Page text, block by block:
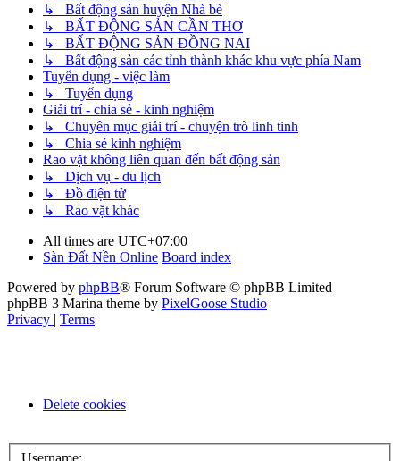
↳ Bất động sản huyện Nhà bè
↳ BẤT ĐỘNG SẢN CẦN THƠ
↳ BẤT ĐỘNG SẢN ĐỒNG NAI
↳ Bất động sản các tỉnh thành khác khu vực phía Nam
Tuyển dụng - việc làm
↳ Tuyển dụng
Giải trí - chia sẻ - kinh nghiệm
↳ Chuyên mục giải trí - chuyện trò linh tinh
↳ Chia sẻ kinh nghiệm
Rao vặt không liên quan đến bất động sản
↳ Dịch vụ - du lịch
↳ Đồ điện tử
↳ Rao vặt khác
All times are UTC+07:00
Sàn Đất Nền Online Board index
Powered by phpBB® Forum Software © phpBB Limited
phpBB 3 Marina theme by PixelGoose Studio
Privacy | Terms
Delete cookies
Username: